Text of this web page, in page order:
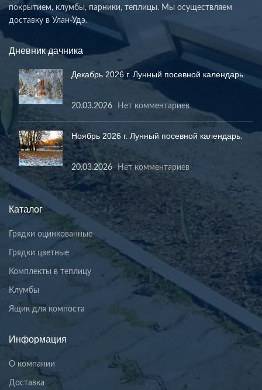
покрытием, клумбы, парники, теплицы. Мы осуществляем
доставку в Улан-Удэ.
Дневник дачника
Декабрь 2026 г. Лунный посевной календарь.
20.03.2026 Нет комментариев
Ноябрь 2026 г. Лунный посевной календарь.
20.03.2026 Нет комментариев
Каталог
Грядки оцинкованные
Грядки цветные
Комплекты в теплицу
Клумбы
Ящик для компоста
Информация
О компании
Доставка